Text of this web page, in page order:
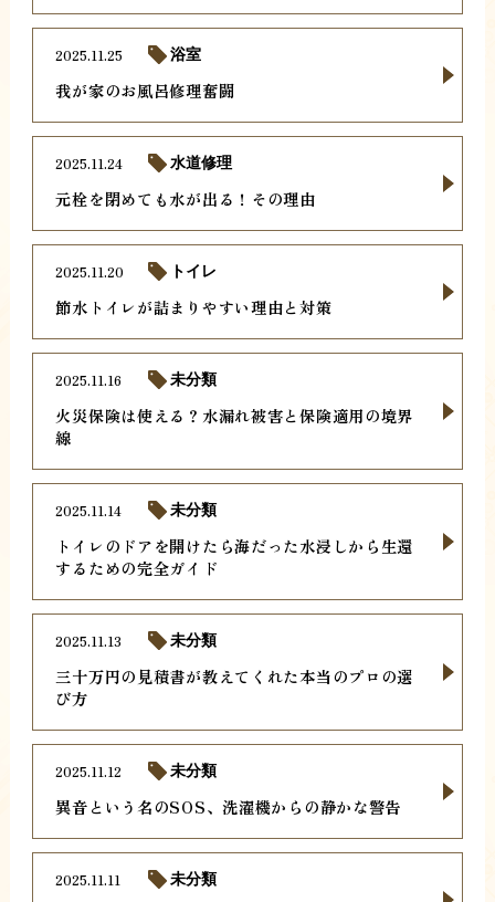
我が家のお風呂修理奮闘
2025.11.25 浴室
元栓を閉めても水が出る！その理由
2025.11.24 水道修理
節水トイレが詰まりやすい理由と対策
2025.11.20 トイレ
火災保険は使える？水漏れ被害と保険適用の境界
線
2025.11.16 未分類
トイレのドアを開けたら海だった水浸しから生還
するための完全ガイド
2025.11.14 未分類
三十万円の見積書が教えてくれた本当のプロの選
び方
2025.11.13 未分類
異音という名のSOS、洗濯機からの静かな警告
2025.11.12 未分類
2025.11.11 未分類